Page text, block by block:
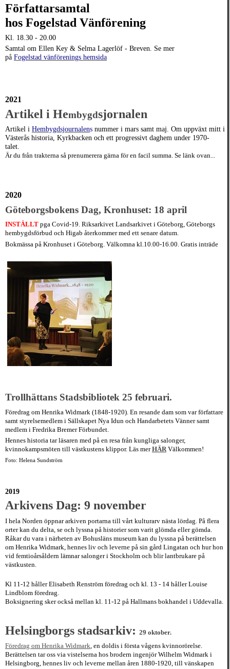
Författarsamtal
hos Fogelstad Vänförening
Kl. 18.30 - 20.00
Samtal om Ellen Key & Selma Lagerlöf - Breven. Se mer
på Fogelstad vänförenings hemsida
2021
Artikel i Hembygdsjornalen
Artikel i Hembygdsjournalens nummer i mars samt maj. Om uppväxt mitt i
Västerås historia, Kyrkbacken och ett progressivt daghem under 1970-
talet.
Är du från trakterna så prenumerera gärna för en facil summa. Se länk ovan...
2020
Göteborgsbokens Dag, Kronhuset: 18 april
INSTÄLLT pga Covid-19. Riksarkivet Landsarkivet i Göteborg, Göteborgs
hembygdsförbud och Higab återkommer med ett senare datum.
Bokmässa på Kronhuset i Göteborg. Välkomna kl.10.00-16.00. Gratis inträde
Trollhättans Stadsbibliotek 25 februari.
Föredrag om Henrika Widmark (1848-1920). En resande dam som var författare
samt styrelsemedlem i Sällskapet Nya Idun och Handarbetets Vänner samt
medlem i Fredrika Bremer Förbundet.
Hennes historia tar läsaren med på en resa från kungliga salonger,
kvinnokampsmöten till västkustens klippor. Läs merHÄR Välkommen!
Foto: Helena Sundström
2019
Arkivens Dag: 9 november
I hela Norden öppnar arkiven portarna till vårt kulturarv nästa lördag. På flera
orter kan du delta, se och lyssna på historier som varit glömda eller gömda.
Råkar du vara i närheten av Bohusläns museum kan du lyssna på berättelsen
om Henrika Widmark, hennes liv och leverne på sin gård Lingatan och hur hon
vid femtioårsåldern lämnar salonger i Stockholm och blir lantbrukare på
västkusten.
Kl 11-12 håller Elisabeth Renström föredrag och kl. 13 - 14 håller Louise
Lindblom föredrag.
Boksignering sker också mellan kl. 11-12 på Hallmans bokhandel i Uddevalla.
Helsingborgs stadsarkiv: 29 oktober.
Föredrag om Henrika Widmark, en doldis i första vågens kvinnorörelse.
Berättelsen tar oss via vistelserna hos brodern ingenjör Wilhelm Widmark i
Helsingborg, hennes liv och leverne mellan åren 1880-1920, till vänskapen